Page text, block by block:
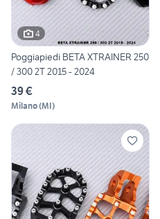
4
Poggiapiedi BETA XTRAINER 250
/ 300 2T 2015 - 2024
39 €
Milano(MI)